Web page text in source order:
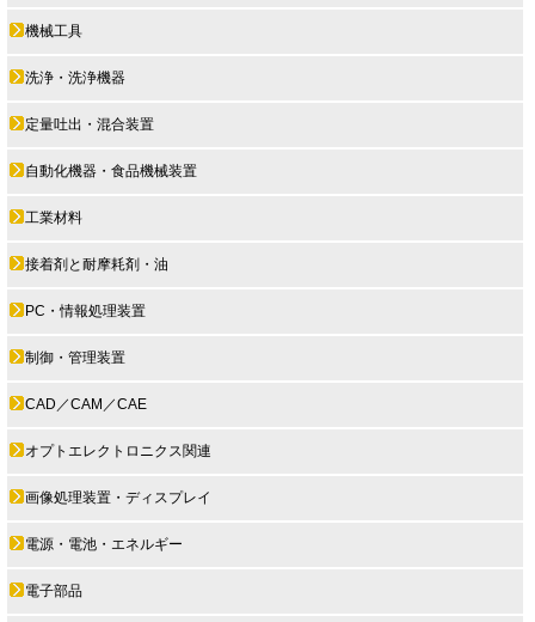
機械工具
洗浄・洗浄機器
定量吐出・混合装置
自動化機器・食品機械装置
工業材料
接着剤と耐摩耗剤・油
PC・情報処理装置
制御・管理装置
CAD／CAM／CAE
オプトエレクトロニクス関連
画像処理装置・ディスプレイ
電源・電池・エネルギー
電子部品